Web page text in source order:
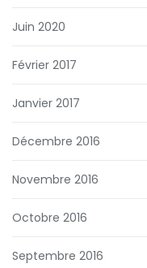
Juin 2020
Février 2017
Janvier 2017
Décembre 2016
Novembre 2016
Octobre 2016
Septembre 2016